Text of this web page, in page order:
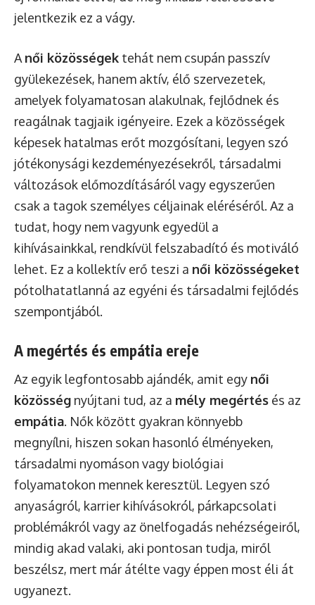
jelentkezik ez a vágy.
A női közösségek tehát nem csupán passzív
gyülekezések, hanem aktív, élő szervezetek,
amelyek folyamatosan alakulnak, fejlődnek és
reagálnak tagjaik igényeire. Ezek a közösségek
képesek hatalmas erőt mozgósítani, legyen szó
jótékonysági kezdeményezésekről, társadalmi
változások előmozdításáról vagy egyszerűen
csak a tagok személyes céljainak eléréséről. Az a
tudat, hogy nem vagyunk egyedül a
kihívásainkkal, rendkívül felszabadító és motiváló
lehet. Ez a kollektív erő teszi a női közösségeket
pótolhatatlanná az egyéni és társadalmi fejlődés
szempontjából.
A megértés és empátia ereje
Az egyik legfontosabb ajándék, amit egy női
közösség nyújtani tud, az a mély megértés és az
empátia. Nők között gyakran könnyebb
megnyílni, hiszen sokan hasonló élményeken,
társadalmi nyomáson vagy biológiai
folyamatokon mennek keresztül. Legyen szó
anyaságról, karrier kihívásokról, párkapcsolati
problémákról vagy az önelfogadás nehézségeiről,
mindig akad valaki, aki pontosan tudja, miről
beszélsz, mert már átélte vagy éppen most éli át
ugyanezt.